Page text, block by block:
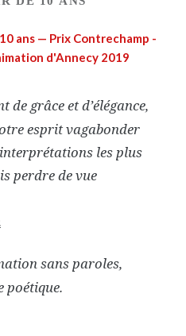
ans — Prix Contrechamp -
d'Annecy 2019
de grâce et d’élégance,
esprit vagabonder
les plus
perdre de vue
sans paroles,
poétique.